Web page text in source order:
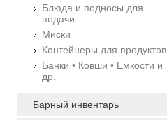
Блюда и подносы для
подачи
Миски
Контейнеры для продуктов
Банки • Ковши • Емкости и
др.
Барный инвентарь